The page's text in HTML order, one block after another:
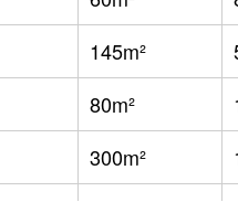
145m²
80m²
300m²